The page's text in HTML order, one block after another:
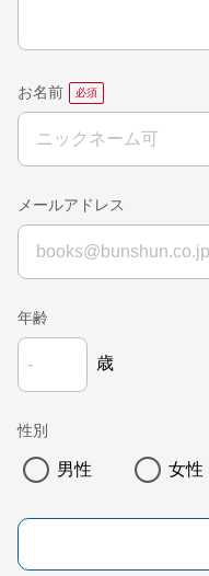
お名前
メールアドレス
年齢
歳
性別
男性 女性